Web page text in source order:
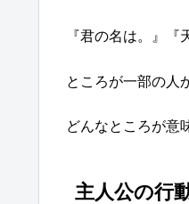
『君の名は。』
ところが一部の人
どんなところが意
主人公の行